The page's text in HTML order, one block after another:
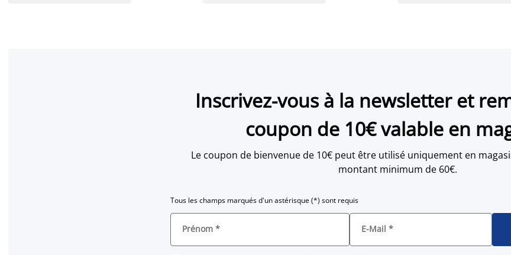
Inscrivez-vous à la newsletter et
coupon de 10€ valable en
Le coupon de bienvenue de 10€ peut être utilisé uniquement en
montant minimum de 60€.
Tous les champs marqués d'un astérisque (*) sont requis
Prénom * E-Mail *